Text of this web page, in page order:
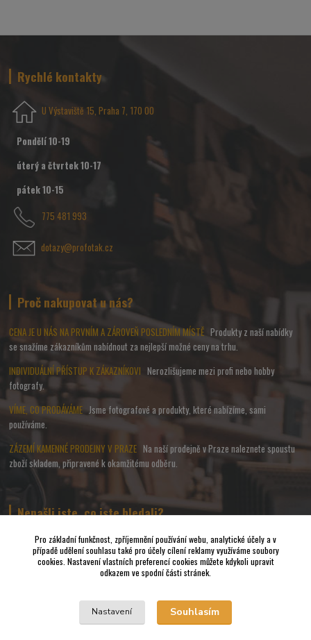
Rychlé kontakty
U Výstaviště 15, Praha 7, 170 00
Pondělí 10-19
úterý a čtvrtek 10-17
pátek 10-15
775 481 993
dotazy@profotak.cz
Proč nakupovat u nás?
CENA JE U NÁS NA PRVNÍM A ZÁROVEŇ POSLEDNÍM MÍSTĚ Produkty z naší nabídky
se snažíme zákazníkům nabídnout za nejlepší možné ceny na trhu.
INDIVIDUÁLNÍ PŘÍSTUP K ZÁKAZNÍKOVINerozlišujeme mezi profi nebo hobby
fotografy.
VÍME, CO PRODÁVÁME Jsme fotografové a produkty, které nabízíme, sami
používáme.
ZÁZEMÍ KAMENNÉ PRODEJNY V PRAZENa naší prodejně v Praze naleznete spoustu
zboží skladem, připravené k okamžitému odběru.
Nenašli jste, co jste hledali?
Napište nám a pokusíme se udělat vše, abychom pro Vás sehnali to
nejvhodnější FOTO a VIDEO příslušenství.
Pro základní funkčnost, zpříjemnění používání webu, analytické účely a v
případě udělení souhlasu také pro účely cílení reklamy využíváme soubory
cookies. Nastavení vlastních preferencí cookies můžete kdykoli upravit
odkazem ve spodní části stránek.
Nastavení Souhlasím